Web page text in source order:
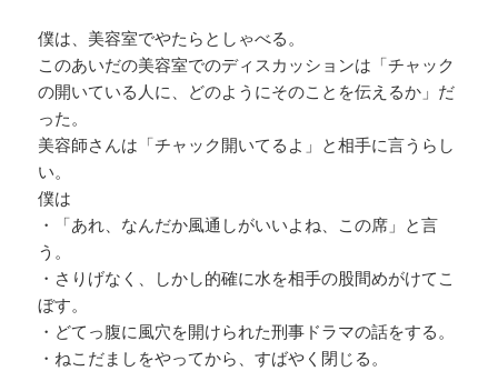
僕は、美容室でやたらとしゃべる。
このあいだの美容室でのディスカッションは「チャック
の開いている人に、どのようにそのことを伝えるか」だ
った。
美容師さんは「チャック開いてるよ」と相手に言うらし
い。
僕は
・「あれ、なんだか風通しがいいよね、この席」と言
う。
・さりげなく、しかし的確に水を相手の股間めがけてこ
ぼす。
・どてっ腹に風穴を開けられた刑事ドラマの話をする。
・ねこだましをやってから、すばやく閉じる。